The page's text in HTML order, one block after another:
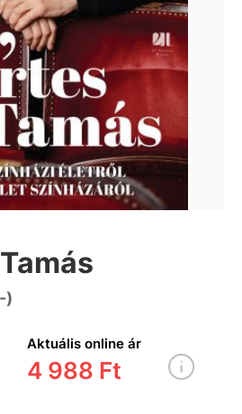
)
Aktuális online ár
4 988 Ft